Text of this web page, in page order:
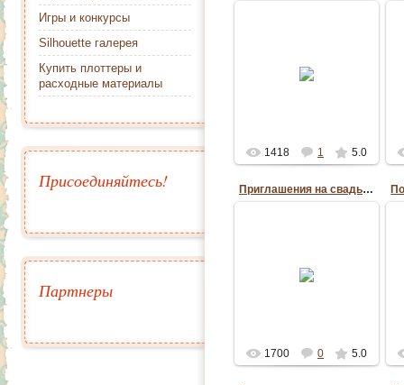
Игры и конкурсы
Silhouette галерея
Купить плоттеры и
расходные материалы
Присоединяйтесь!
Партнеры
больше фото http://zerra-
zerra.blogspot.ru/2015/12/blog-
1418 1 5.0
Приглашения на свадьбу
Приглашения на свадьбу
вырезанные плоттером
1700 0 5.0